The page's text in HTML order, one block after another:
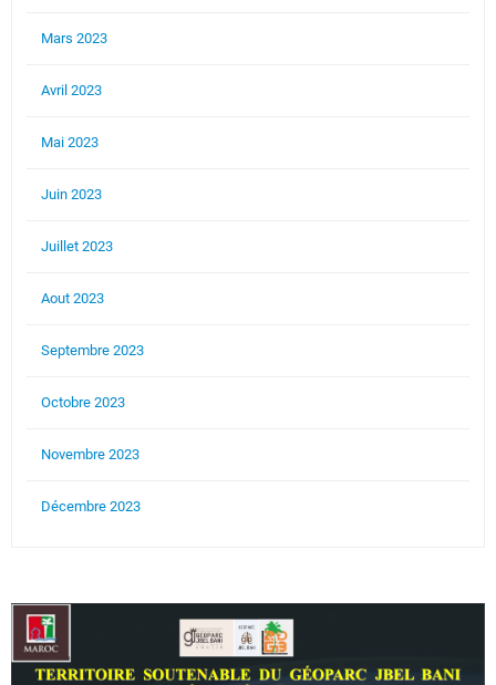
Mars 2023
Avril 2023
Mai 2023
Juin 2023
Juillet 2023
Aout 2023
Septembre 2023
Octobre 2023
Novembre 2023
Décembre 2023